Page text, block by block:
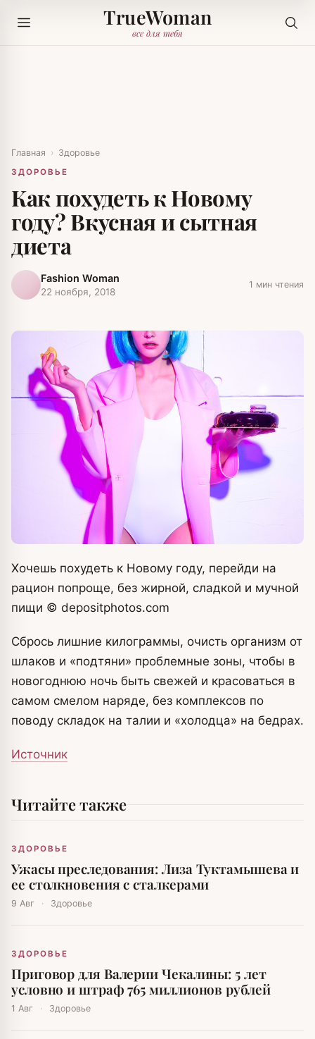
TrueWoman
все для тебя
Главная › Здоровье
ЗДОРОВЬЕ
Как похудеть к Новому
году? Вкусная и сытная
диета
Fashion Woman
22 ноября, 2018
1 мин чтения
Хочешь похудеть к Новому году, перейди на
рацион попроще, без жирной, сладкой и мучной
пищи © depositphotos.com
Сбрось лишние килограммы, очисть организм от
шлаков и «подтяни» проблемные зоны, чтобы в
новогоднюю ночь быть свежей и красоваться в
самом смелом наряде, без комплексов по
поводу складок на талии и «холодца» на бедрах.
Источник
Читайте также
ЗДОРОВЬЕ
Ужасы преследования: Лиза Туктамышева и
ее столкновения с сталкерами
9 Авг · Здоровье
ЗДОРОВЬЕ
Приговор для Валерии Чекалины: 5 лет
условно и штраф 765 миллионов рублей
1 Авг · Здоровье